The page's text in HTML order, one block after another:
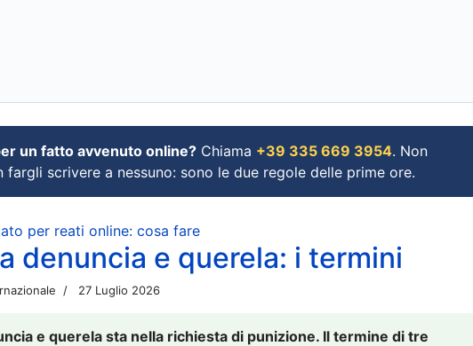
un fatto avvenuto online? Chiama +39 335 669 3954. Non
fargli scrivere a nessuno: sono le due regole delle prime ore.
per reati online: cosa fare
denuncia e querela: i termini
27 Luglio 2026
e querela sta nella richiesta di punizione. Il termine di tre